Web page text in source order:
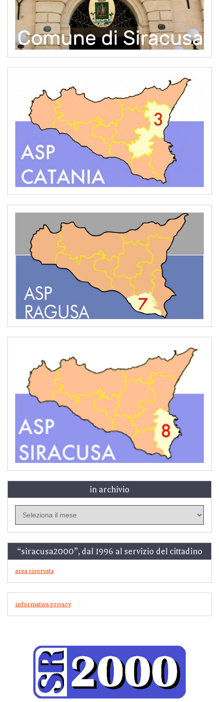
in archivio
archivio
“siracusa2000”, dal 1996 al servizio del cittadino
area riservata
informativa privacy